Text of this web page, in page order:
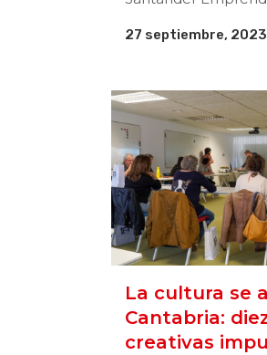
27 septiembre, 2023
La cultura se
Cantabria:
creativas